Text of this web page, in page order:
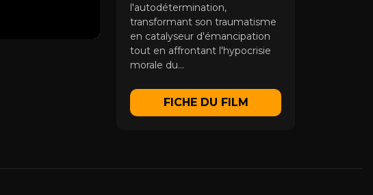
l'autodétermination,
transformant son traumatisme
en catalyseur d'émancipation
tout en affrontant l'hypocrisie
morale du...
FICHE DU FILM